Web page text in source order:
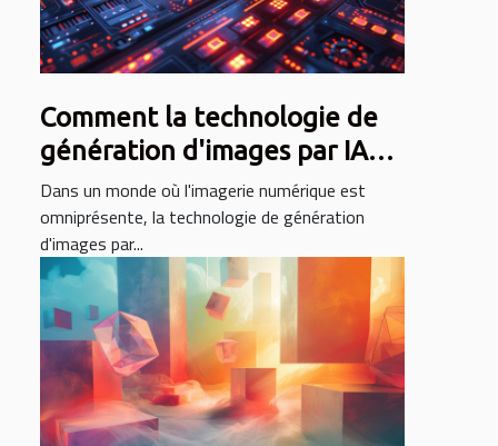
Comment la technologie de
génération d'images par IA
révolutionne le design
graphique
Dans un monde où l'imagerie numérique est
omniprésente, la technologie de génération
d'images par...